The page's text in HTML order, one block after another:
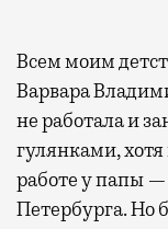
Всем моим
Варвара
не работала и
гулянками,
работе у папы
Петербурга. Но